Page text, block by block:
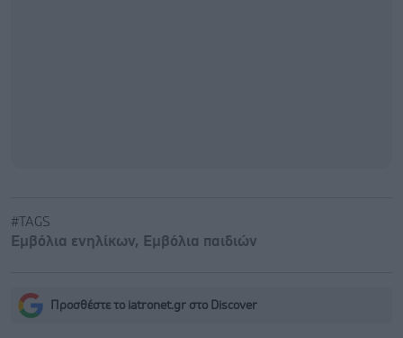
#TAGS
Εμβόλια ενηλίκων, Εμβόλια παιδιών
Προσθέστε το iatronet.gr στο Discover